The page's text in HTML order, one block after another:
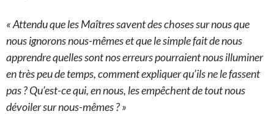
« Attendu que les Maîtres savent des choses sur nous que
nous ignorons nous-mêmes et que le simple fait de nous
apprendre quelles sont nos erreurs pourraient nous illuminer
en très peu de temps, comment expliquer qu’ils ne le fassent
pas ? Qu’est-ce qui, en nous, les empêchent de tout nous
dévoiler sur nous-mêmes ? »